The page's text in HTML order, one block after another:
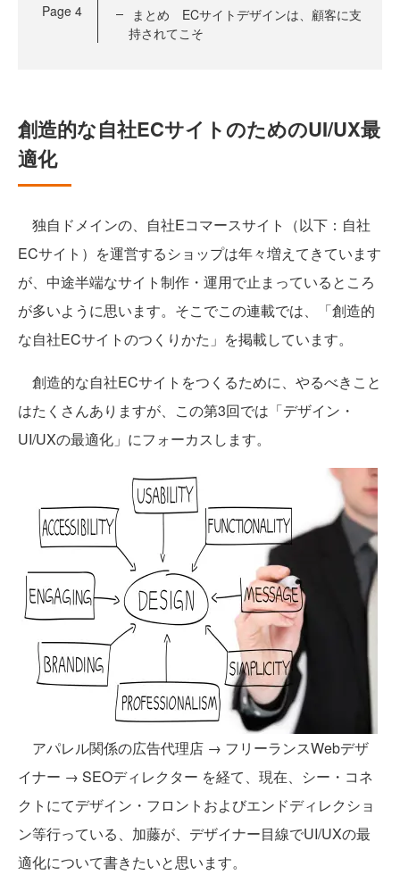
Page 4
まとめ ECサイトデザインは、顧客に支
持されてこそ
創造的な自社ECサイトのためのUI/UX最
適化
独自ドメインの、自社Eコマースサイト（以下：自社
ECサイト）を運営するショップは年々増えてきています
が、中途半端なサイト制作・運用で止まっているところ
が多いように思います。そこでこの連載では、「創造的
な自社ECサイトのつくりかた」を掲載しています。
創造的な自社ECサイトをつくるために、やるべきこと
はたくさんありますが、この第3回では「デザイン・
UI/UXの最適化」にフォーカスします。
アパレル関係の広告代理店 → フリーランスWebデザ
イナー → SEOディレクター を経て、現在、シー・コネ
クトにてデザイン・フロントおよびエンドディレクショ
ン等行っている、加藤が、デザイナー目線でUI/UXの最
適化について書きたいと思います。